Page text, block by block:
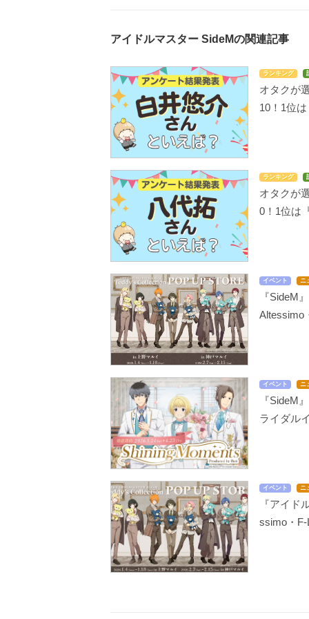
アイドルマスター SideMの関連記事
ランキング
オタクが
10！1位
ランキング
オタクが
0！1位は
イベント ニ
『SideM
Altessimo
イベント ニ
『SideM
ライダル
イベント ニ
『アイド
ssimo・